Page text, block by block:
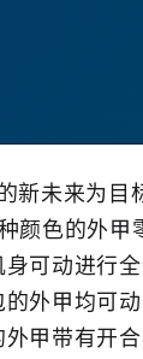
新未来为目
颜色的外甲
可动进行
外甲均可动
甲带有开合